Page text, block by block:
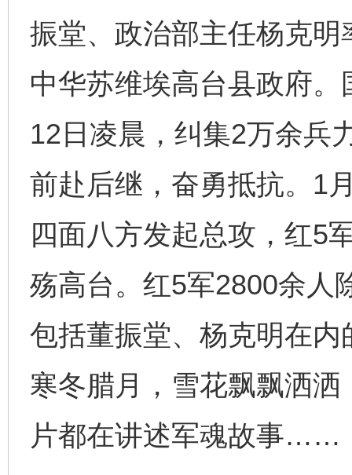
振堂、政治部主任杨克
中华苏维埃高台县政府
12日凌晨，纠集2万余兵
前赴后继，奋勇抵抗。1
四面八方发起总攻，红5
殇高台。红5军2800余人
包括董振堂、杨克明在
寒冬腊月，雪花飘飘洒
片都在讲述军魂故事……